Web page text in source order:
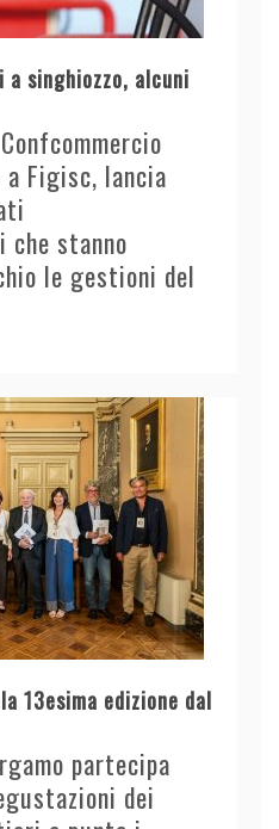
singhiozzo, alcuni
a Figisc, lancia
che stanno
le gestioni del
13esima edizione dal
partecipa
dei